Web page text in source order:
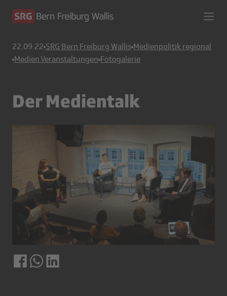
22.09.22 SRG Bern Freiburg Wallis Medienpolitik regional
Medien Veranstaltungen Fotogalerie
Der Medientalk